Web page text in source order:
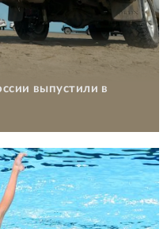
выпустили в